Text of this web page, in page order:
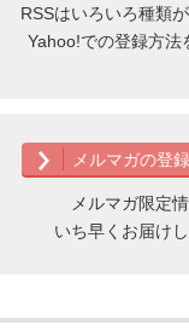
RSSはいろいろ種類
Yahoo!での登録方法
メルマガの登
メルマガ限定
いち早くお届けし